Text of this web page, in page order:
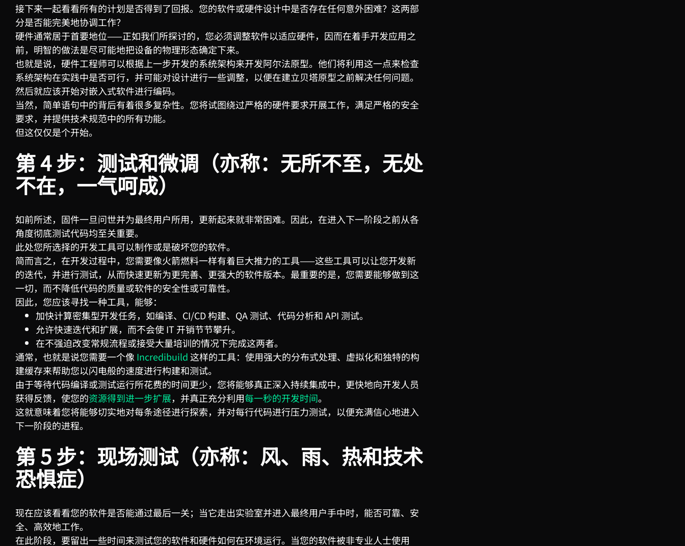
接下来一起看看所有的计划是否得到了回报。您的软件或硬件设计中是否存在任何意外困难？这两部
分是否能完美地协调工作？
硬件通常居于首要地位——正如我们所探讨的，您必须调整软件以适应硬件，因而在着手开发应用之
前，明智的做法是尽可能地把设备的物理形态确定下来。
也就是说，硬件工程师可以根据上一步开发的系统架构来开发阿尔法原型。他们将利用这一点来检查
系统架构在实践中是否可行，并可能对设计进行一些调整，以便在建立贝塔原型之前解决任何问题。
然后就应该开始对嵌入式软件进行编码。
当然，简单语句中的背后有着很多复杂性。您将试图绕过严格的硬件要求开展工作，满足严格的安全
要求，并提供技术规范中的所有功能。
但这仅仅是个开始。
第4步：测试和微调（亦称：无所不至，无处
不在，一气呵成）
如前所述，固件一旦问世并为最终用户所用，更新起来就非常困难。因此，在进入下一阶段之前从各
角度彻底测试代码均至关重要。
此处您所选择的开发工具可以制作或是破坏您的软件。
简而言之，在开发过程中，您需要像火箭燃料一样有着巨大推力的工具——这些工具可以让您开发新
的迭代，并进行测试，从而快速更新为更完善、更强大的软件版本。最重要的是，您需要能够做到这
一切，而不降低代码的质量或软件的安全性或可靠性。
因此，您应该寻找一种工具，能够：
加快计算密集型开发任务，如编译、CI/CD 构建、QA 测试、代码分析和 API 测试。
允许快速迭代和扩展，而不会使 IT 开销节节攀升。
在不强迫改变常规流程或接受大量培训的情况下完成这两者。
通常，也就是说您需要一个像Incredibuild这样的工具：使用强大的分布式处理、虚拟化和独特的构
建缓存来帮助您以闪电般的速度进行构建和测试。
由于等待代码编译或测试运行所花费的时间更少，您将能够真正深入持续集成中，更快地向开发人员
获得反馈，使您的资源得到进一步扩展，并真正充分利用每一秒的开发时间。
这就意味着您将能够切实地对每条途径进行探索，并对每行代码进行压力测试，以便充满信心地进入
下一阶段的进程。
第5步：现场测试（亦称：风、雨、热和技术
恐惧症）
现在应该看看您的软件是否能通过最后一关；当它走出实验室并进入最终用户手中时，能否可靠、安
全、高效地工作。
在此阶段，要留出一些时间来测试您的软件和硬件如何在环境运行。当您的软件被非专业人士使用